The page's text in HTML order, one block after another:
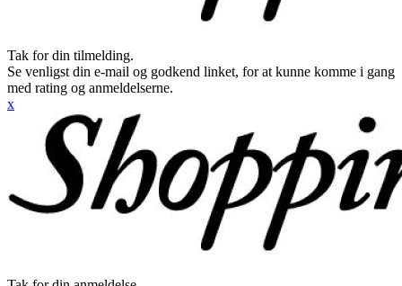
Tak for din tilmelding.
Se venligst din e-mail og godkend linket, for at kunne komme i gang
med rating og anmeldelserne.
x